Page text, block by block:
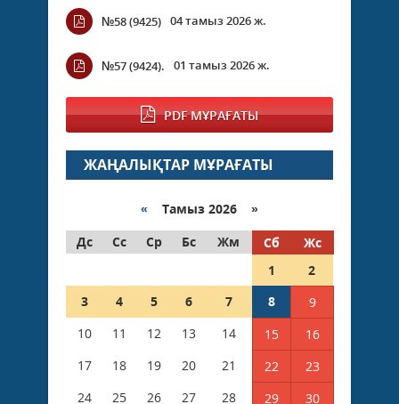
№58 (9425) 04 тамыз 2026 ж.
№57 (9424). 01 тамыз 2026 ж.
PDF МҰРАҒАТЫ
ЖАҢАЛЫҚТАР МҰРАҒАТЫ
« Тамыз 2026 »
Дс
Сс Ср Бс Жм Сб
Жс
1
2
3
4 5 6 7 8
9
10
11 12 13 14 15
16
17
18 19 20 21 22
23
24
25 26 27 28 29
30